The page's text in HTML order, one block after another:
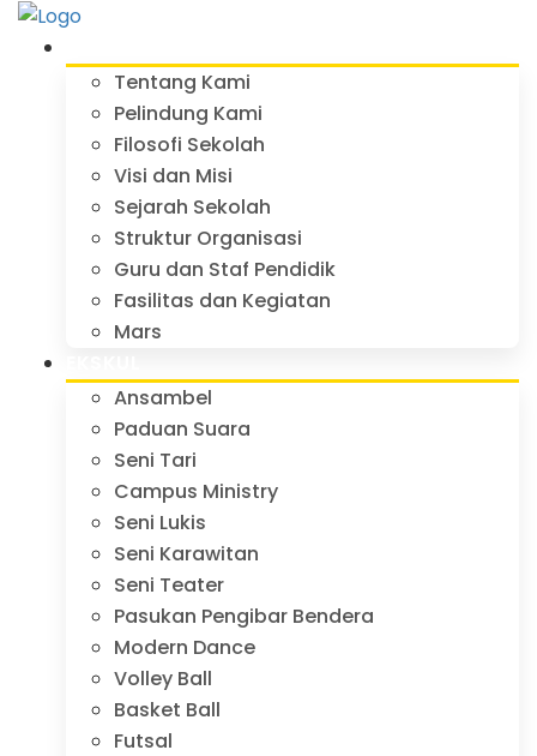
Tentang Kami
Pelindung Kami
Filosofi Sekolah
Visi dan Misi
Sejarah Sekolah
Struktur Organisasi
Guru dan Staf Pendidik
Fasilitas dan Kegiatan
Mars
Ansambel
Paduan Suara
Seni Tari
Campus Ministry
Seni Lukis
Seni Karawitan
Seni Teater
Pasukan Pengibar Bendera
Modern Dance
Volley Ball
Basket Ball
Futsal